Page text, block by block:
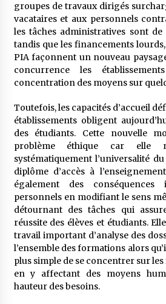
groupes de travaux dirigés
vacataires et aux personnels
les tâches administratives sont
tandis que les financements
PIA façonnent un nouveau
concurrence les
concentration des moyens sur
Toutefois, les capacités d’accueil
établissements obligent
des étudiants. Cette nouvelle
problème éthique car elle
systématiquement l’universalité
diplôme d’accès à
également des
personnels en modifiant le sens
détournant des tâches qui
réussite des élèves et étudiants.
travail important d’analyse des
l’ensemble des formations alors
plus simple de se concentrer sur
en y affectant des moyens
hauteur des besoins.